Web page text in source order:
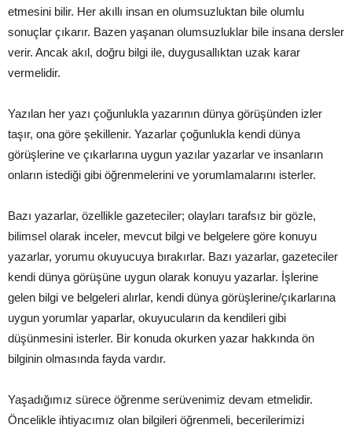
etmesini bilir. Her akıllı insan en olumsuzluktan bile olumlu
sonuçlar çıkarır. Bazen yaşanan olumsuzluklar bile insana dersler
verir. Ancak akıl, doğru bilgi ile, duygusallıktan uzak karar
vermelidir.
Yazılan her yazı çoğunlukla yazarının dünya görüşünden izler
taşır, ona göre şekillenir. Yazarlar çoğunlukla kendi dünya
görüşlerine ve çıkarlarına uygun yazılar yazarlar ve insanların
onların istediği gibi öğrenmelerini ve yorumlamalarını isterler.
Bazı yazarlar, özellikle gazeteciler; olayları tarafsız bir gözle,
bilimsel olarak inceler, mevcut bilgi ve belgelere göre konuyu
yazarlar, yorumu okuyucuya bırakırlar. Bazı yazarlar, gazeteciler
kendi dünya görüşüne uygun olarak konuyu yazarlar. İşlerine
gelen bilgi ve belgeleri alırlar, kendi dünya görüşlerine/çıkarlarına
uygun yorumlar yaparlar, okuyucuların da kendileri gibi
düşünmesini isterler. Bir konuda okurken yazar hakkında ön
bilginin olmasında fayda vardır.
Yaşadığımız sürece öğrenme serüvenimiz devam etmelidir.
Öncelikle ihtiyacımız olan bilgileri öğrenmeli, becerilerimizi